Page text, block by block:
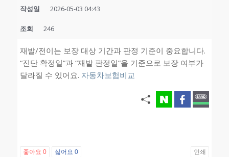
작성일 2026-05-03 04:43
조회 246
재발/전이는 보장 대상 기간과 판정 기준이 중요합니다.
“진단 확정일”과 “재발 판정일”을 기준으로 보장 여부가
달라질 수 있어요. 자동차보험비교
좋아요 0 싫어요 0 인쇄